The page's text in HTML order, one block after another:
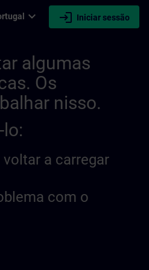
expand_more login Iniciar sessão
algumas
Os
nisso.
voltar a carregar
com o